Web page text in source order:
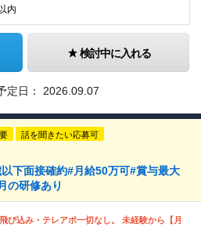
内
検討中に入れる
定日： 2026.09.07
話を聞きたい応募可
下面接確約#月給50万可#賞与最大
の研修あり
飛び込み・テレアポ一切なし。 未経験から【月